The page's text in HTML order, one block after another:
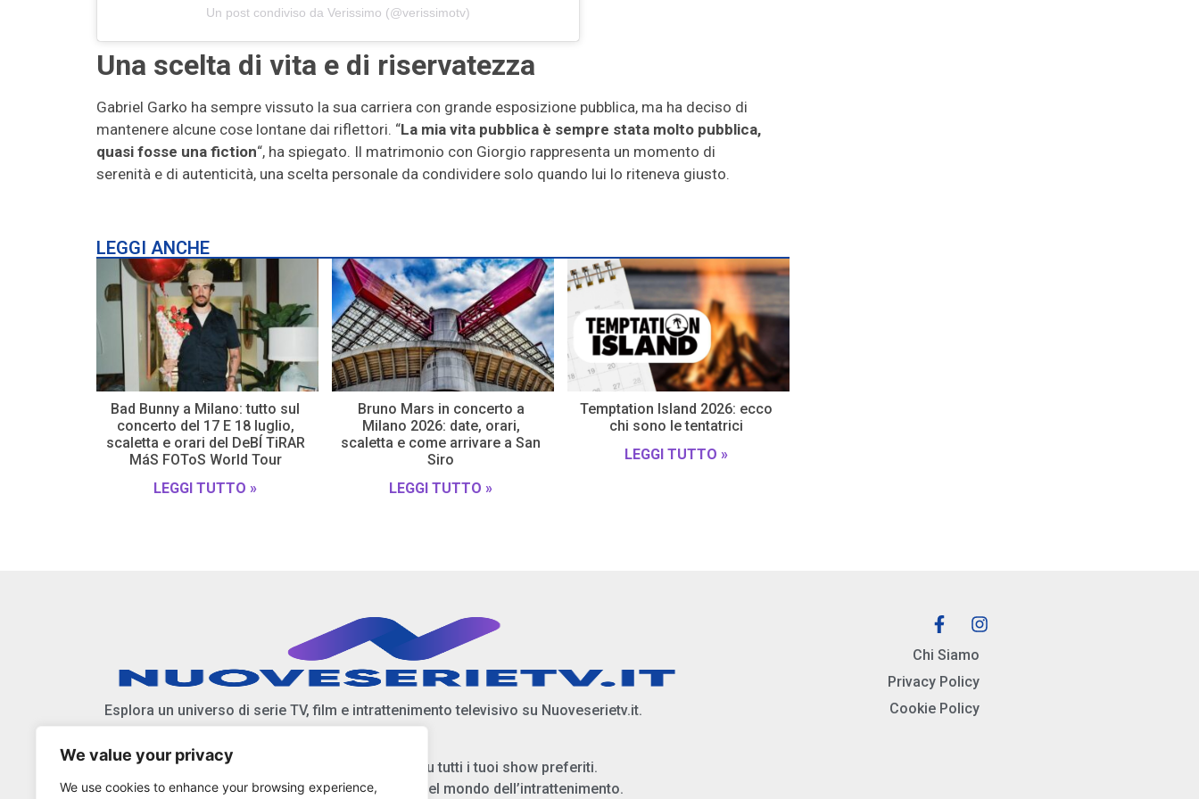
We value your privacy
We use cookies to enhance your browsing experience,
Un post condiviso da Verissimo (@verissimotv)
Una scelta di vita e di riservatezza
Gabriel Garko ha sempre vissuto la sua carriera con grande esposizione pubblica, ma ha deciso di
mantenere alcune cose lontane dai riflettori. “La mia vita pubblica è sempre stata molto pubblica,
quasi fosse una fiction“, ha spiegato. Il matrimonio con Giorgio rappresenta un momento di
serenità e di autenticità, una scelta personale da condividere solo quando lui lo riteneva giusto.
LEGGI ANCHE
Bad Bunny a Milano: tutto sul
concerto del 17 E 18 luglio,
scaletta e orari del DeBÍ TiRAR
MáS FOToS World Tour
LEGGI TUTTO »
Bruno Mars in concerto a
Milano 2026: date, orari,
scaletta e come arrivare a San
Siro
LEGGI TUTTO »
Temptation Island 2026: ecco
chi sono le tentatrici
LEGGI TUTTO »
Esplora un universo di serie TV, film e intrattenimento televisivo su Nuoveserietv.it.
Scopri anticipazioni, notizie, e approfondimenti su tutti i tuoi show preferiti.
Resta aggiornato sulle ultime tendenze e novità del mondo dell’intrattenimento.
Chi Siamo
Privacy Policy
Cookie Policy